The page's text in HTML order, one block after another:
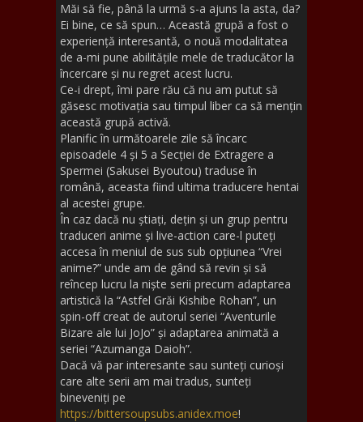
Măi să fie, până la urmă s-a ajuns la asta, da?
Ei bine, ce să spun… Această grupă a fost o
experiență interesantă, o nouă modalitatea
de a-mi pune abilitățile mele de traducător la
încercare și nu regret acest lucru.
Ce-i drept, îmi pare rău că nu am putut să
găsesc motivația sau timpul liber ca să mențin
această grupă activă.
Planific în următoarele zile să încarc
episoadele 4 și 5 a Secției de Extragere a
Spermei (Sakusei Byoutou) traduse în
română, aceasta fiind ultima traducere hentai
al acestei grupe.
În caz dacă nu știați, dețin și un grup pentru
traduceri anime și live-action care-l puteți
accesa în meniul de sus sub opțiunea “Vrei
anime?” unde am de gând să revin și să
reîncep lucru la niște serii precum adaptarea
artistică la “Astfel Grăi Kishibe Rohan”, un
spin-off creat de autorul seriei “Aventurile
Bizare ale lui JoJo” și adaptarea animată a
seriei “Azumanga Daioh”.
Dacă vă par interesante sau sunteți curioși
care alte serii am mai tradus, sunteți
bineveniți pe
https://bittersoupsubs.anidex.moe!